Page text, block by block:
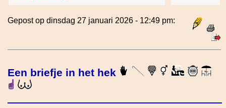
Gepost op dinsdag 27 januari 2026 - 12:49 pm:
Een briefje in het hek